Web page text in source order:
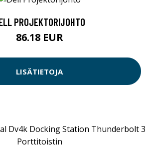
PROJEKTORIJOHTO
86.18 EUR
LISÄTIETOJA